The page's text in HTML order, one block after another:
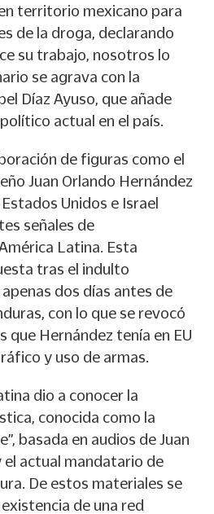
territorio mexicano para
de la droga, declarando
su trabajo, nosotros lo
se agrava con la
Díaz Ayuso, que añade
actual en el país.
de figuras como el
Juan Orlando Hernández
Unidos e Israel
señales de
Latina. Esta
tras el indulto
dos días antes de
con lo que se revocó
que Hernández tenía en EU
y uso de armas.
dio a conocer la
conocida como la
basada en audios de Juan
el actual mandatario de
De estos materiales se
de una red